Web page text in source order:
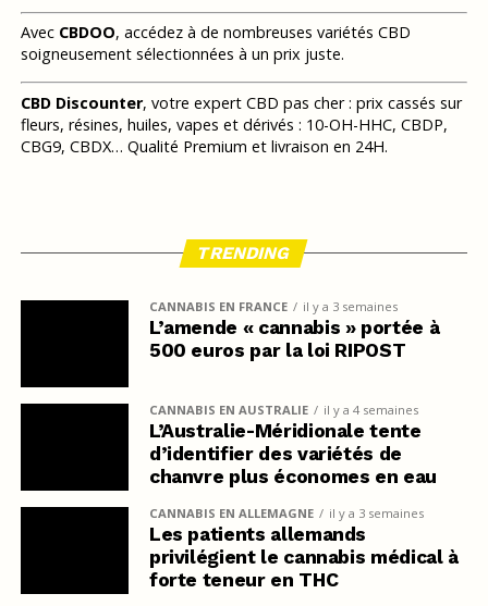
Avec CBDOO, accédez à de nombreuses variétés CBD
soigneusement sélectionnées à un prix juste.
CBD Discounter, votre expert CBD pas cher : prix cassés sur
fleurs, résines, huiles, vapes et dérivés : 10-OH-HHC, CBDP,
CBG9, CBDX… Qualité Premium et livraison en 24H.
TRENDING
CANNABIS EN FRANCE il y a 3 semaines
L’amende « cannabis » portée à
500 euros par la loi RIPOST
CANNABIS EN AUSTRALIE il y a 4 semaines
L’Australie-Méridionale tente
d’identifier des variétés de
chanvre plus économes en eau
CANNABIS EN ALLEMAGNE il y a 3 semaines
Les patients allemands
privilégient le cannabis médical à
forte teneur en THC